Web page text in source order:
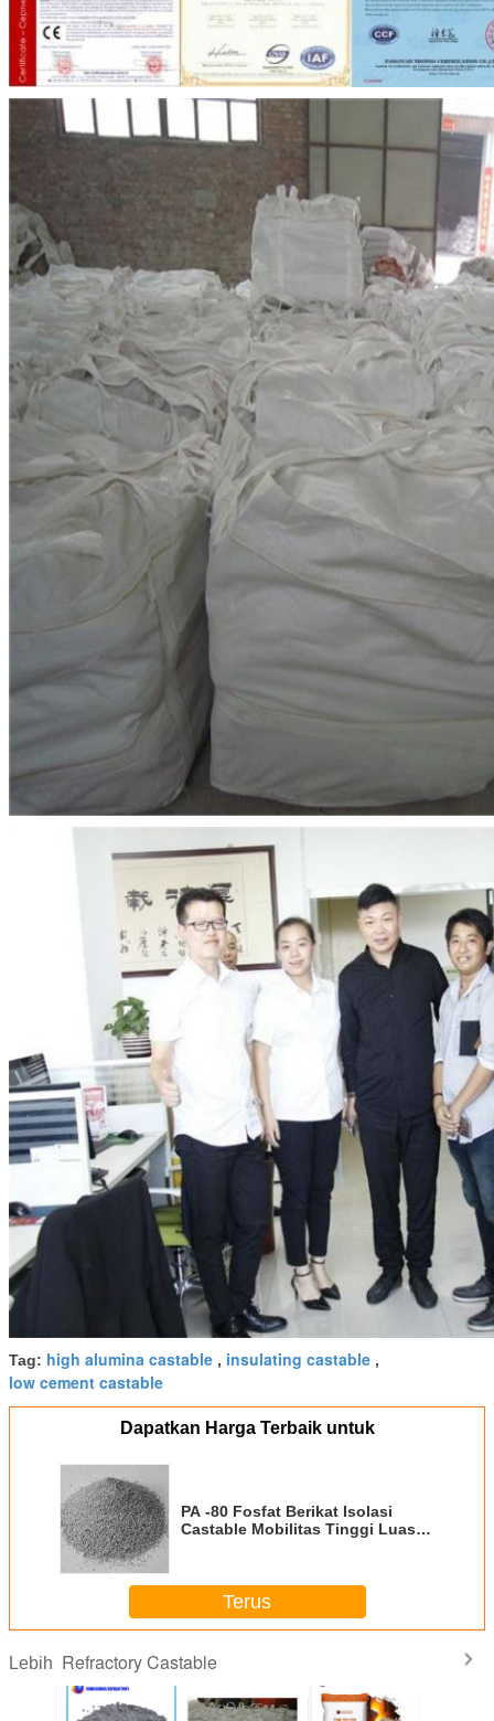
Tag: high alumina castable , insulating castable ,
low cement castable
Dapatkan Harga Terbaik untuk
PA -80 Fosfat Berikat Isolasi
Castable Mobilitas Tinggi Luas
Terus
Lebih Refractory Castable